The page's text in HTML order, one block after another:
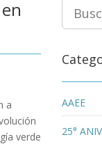
a
verde
AAEE
25°